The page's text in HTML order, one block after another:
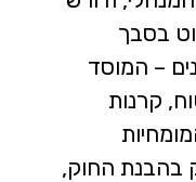
בסבך
– המוסד
קרנות
בהבנת החוק,